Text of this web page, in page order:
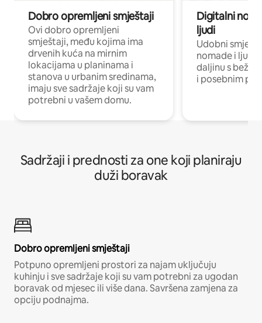
Dobro opremljeni smještaji
Ovi dobro opremljeni
smještaji, među kojima ima
drvenih kuća na mirnim
lokacijama u planinama i
stanova u urbanim sredinama,
imaju sve sadržaje koji su vam
potrebni u vašem domu.
Digitalni
ljudi
Udobni
nomade i ljude
daljinu s
i posebnim
Sadržaji i prednosti za one koji planiraju
duži boravak
Dobro opremljeni smještaji
Potpuno opremljeni prostori za najam uključuju
kuhinju i sve sadržaje koji su vam potrebni za ugodan
boravak od mjesec ili više dana. Savršena zamjena za
opciju podnajma.